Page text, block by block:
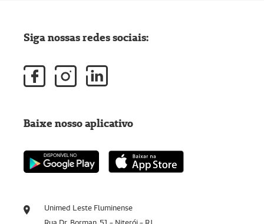
Unimed Leste Fluminense
Siga nossas redes sociais:
Baixe nosso aplicativo